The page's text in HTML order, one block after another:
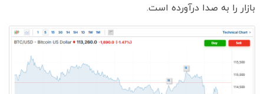
بازار را به صدا درآورده است.